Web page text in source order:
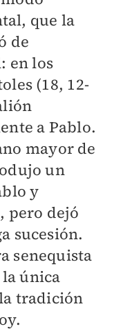
que la
de
en los
(18, 12-
a Pablo.
mayor de
un
y
pero dejó
sucesión.
senequista
única
tradición